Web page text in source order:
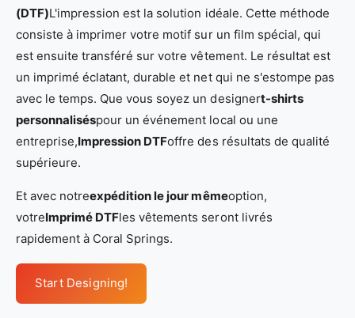
(DTF)L'impression est la solution idéale. Cette méthode
consiste à imprimer votre motif sur un film spécial, qui
est ensuite transféré sur votre vêtement. Le résultat est
un imprimé éclatant, durable et net qui ne s'estompe pas
avec le temps. Que vous soyez un designert-shirts
personnaliséspour un événement local ou une
entreprise,Impression DTFoffre des résultats de qualité
supérieure.
Et avec notreexpédition le jour mêmeoption,
votreImprimé DTFles vêtements seront livrés
rapidement à Coral Springs.
Start Designing!